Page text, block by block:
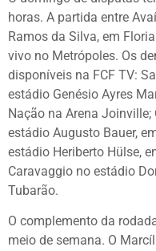
horas. A partida entre
Ramos da Silva, em
vivo no Metrópoles. Os
disponíveis na FCF TV:
estádio Genésio Ayres
Nação na Arena
estádio Augusto Bauer,
estádio Heriberto Hülse,
Caravaggio no estádio
Tubarão.
O complemento da
meio de semana. O